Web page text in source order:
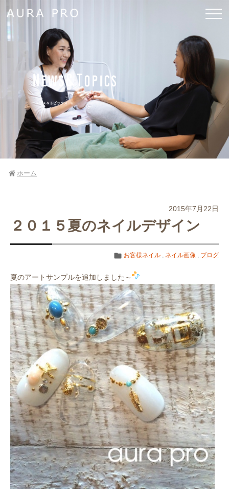
News&Topics
ニュース＆トピックス
ホーム
2015年7月22日
２０１５夏のネイルデザイン
お客様ネイル ネイル画像 ブログ
夏のアートサンプルを追加しました～